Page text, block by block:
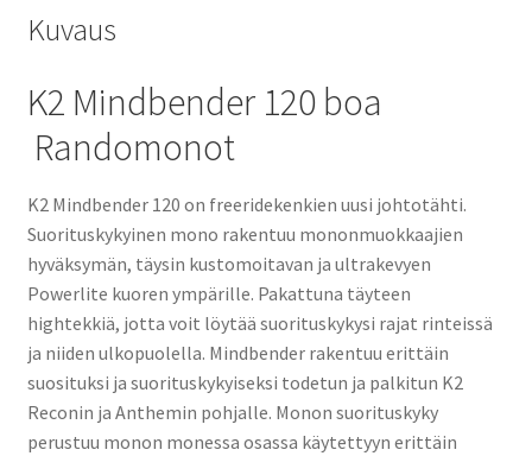
Kuvaus
K2 Mindbender 120 boa
Randomonot
K2 Mindbender 120 on freeridekenkien uusi johtotähti.
Suorituskykyinen mono rakentuu mononmuokkaajien
hyväksymän, täysin kustomoitavan ja ultrakevyen
Powerlite kuoren ympärille. Pakattuna täyteen
hightekkiä, jotta voit löytää suorituskykysi rajat rinteissä
ja niiden ulkopuolella. Mindbender rakentuu erittäin
suosituksi ja suorituskykyiseksi todetun ja palkitun K2
Reconin ja Anthemin pohjalle. Monon suorituskyky
perustuu monon monessa osassa käytettyyn erittäin